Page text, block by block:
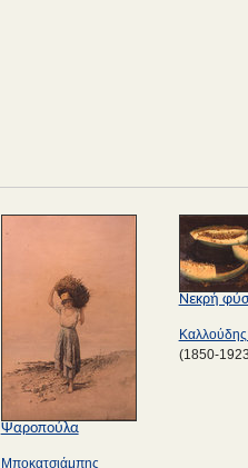
Ψαροπούλα
Μποκατσιάμπης
Νεκρή
Καλλούδης
(1850-